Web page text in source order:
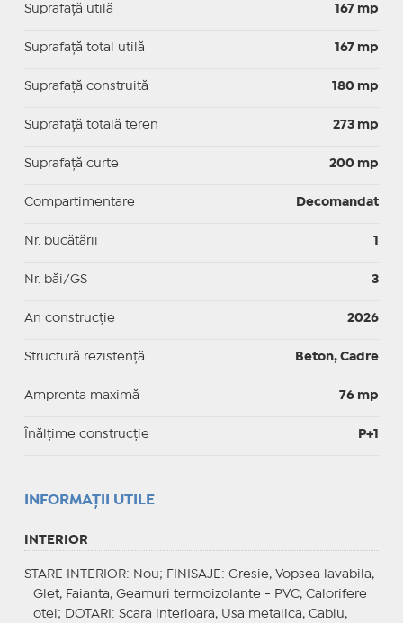
Suprafaţă utilă 167 mp
Suprafaţă total utilă 167 mp
Suprafaţă construită 180 mp
Suprafață totală teren 273 mp
Suprafaţă curte 200 mp
Compartimentare Decomandat
Nr. bucătării 1
Nr. băi/GS 3
An construcție 2026
Structură rezistență Beton, Cadre
Amprenta maximă 76 mp
Înălțime construcție P+1
INFORMAŢII UTILE
INTERIOR
STARE INTERIOR: Nou; FINISAJE : Gresie, Vopsea lavabila,
Glet, Faianta, Geamuri termoizolante - PVC, Calorifere
otel;
DOTARI : Scara interioara, Usa metalica, Cablu,